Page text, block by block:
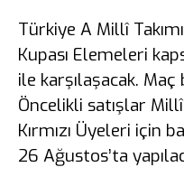
Türkiye A Millî
Kupası Elemeleri
ile karşılaşacak. Maç
Öncelikli satışlar
Kırmızı Üyeleri için
26 Ağustos’ta